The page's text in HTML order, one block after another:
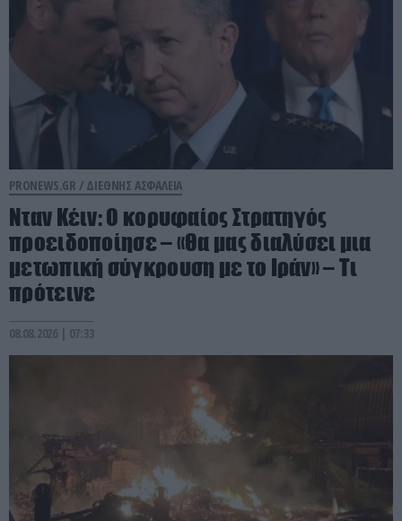
PRONEWS.GR / ΔΙΕΘΝΗΣ ΑΣΦΑΛΕΙΑ
Νταν Κέιν: Ο κορυφαίος Στρατηγός
προειδοποίησε – «Θα μας διαλύσει μια
μετωπική σύγκρουση με το Ιράν» – Τι
πρότεινε
08.08.2026 | 07:33